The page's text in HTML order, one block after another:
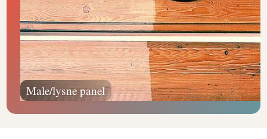
Male/lysne panel